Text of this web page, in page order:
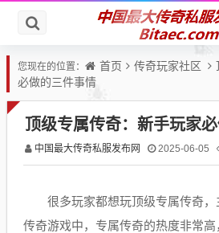
您现在的位置： 首页 传奇玩家社区
必做的三件事情
顶级专属传奇：新手玩家
中国最大传奇私服发布网 2025-06-05
很多玩家都想玩顶级专属传奇
传奇游戏中，专属传奇的热度非常